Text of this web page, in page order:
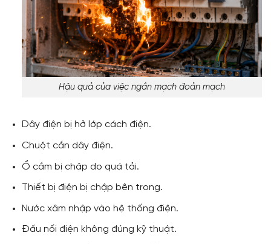
Hậu quả của việc ngắn mạch đoản mạch
Dây điện bị hở lớp cách điện.
Chuột cắn dây điện.
Ổ cắm bị chập do quá tải.
Thiết bị điện bị chập bên trong.
Nước xâm nhập vào hệ thống điện.
Đấu nối điện không đúng kỹ thuật.